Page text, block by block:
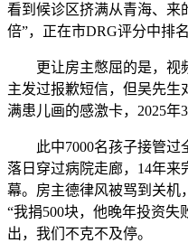
看到候诊区挤满从青海、来
倍”，正在市DRG评分中排
更让房主憋屈的是，视
主发过报歉短信，但吴先生
满患儿画的感激卡，2025年
此中7000名孩子接管过
落日穿过病院走廊，14年来
幕。房主德律风被骂到关机
“我捐500块，他晚年投资失
出，我们不克不及停。